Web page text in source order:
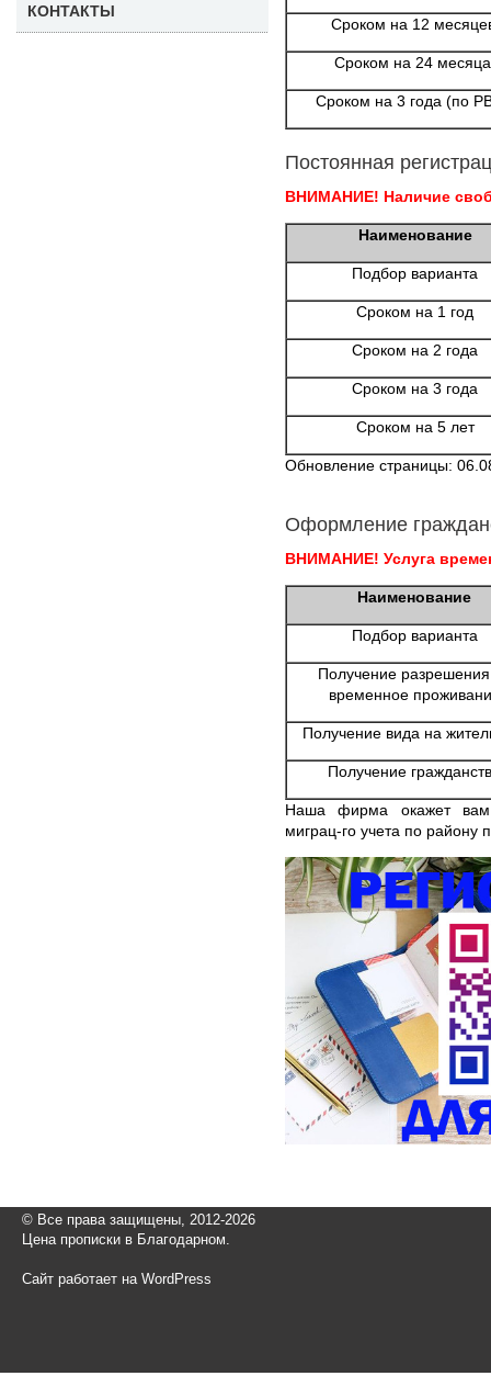
Сроком на 12
Сроком на 24 месяца
Сроком на 3 года (по
Постоянная
ВНИМАНИЕ! Наличие
Наименование
Подбор варианта
Сроком на 1 год
Сроком на 2 года
Сроком на 3 года
Сроком на 5 лет
Обновление страницы:
Оформление
ВНИМАНИЕ! Услуга
Наименование
Подбор варианта
Получение
временное
Получение вида на
Получение
Наша фирма окажет вам
миграц-го учета по району
КОНТАКТЫ
© Все права защищены, 2012-2026
Цена прописки в Благодарном.
Сайт работает на WordPress